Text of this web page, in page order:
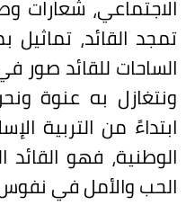
الاجتماعي، شعارات
تمجد القائد،
الساحات للقائد صور
ونتغازل به عنوة
ابتداءً من التربية
الوطنية، فهو
الحب والأمل في